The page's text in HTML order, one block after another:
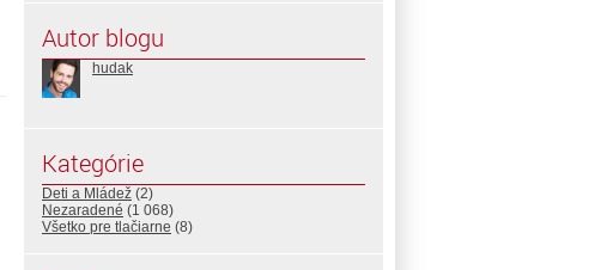
Autor blogu
hudak
Kategórie
Deti a Mládež (2)
Nezaradené (1 068)
Všetko pre tlačiarne (8)